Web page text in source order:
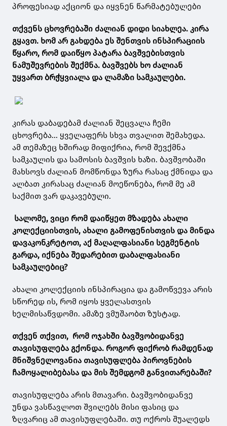
პროფესიად აქციონ და იყვნენ წარმატებულები
თქვენს ცხოვრებაში ძალიან დიდი სიახლეა. კირა
გყავთ. ხომ არ გახდება ეს შენთვის ინსპირაციის
წყარო, რომ დაიწყო პატარა ბავშვებისთვის
ნამუშევრების შექმნა. ბავშვებს ხო ძალიან
უყვართ ბრჭყვიალა და ლამაზი სამკაულები.
კირას დაბადებამ ძალიან შეცვალა ჩემი
ცხოვრება... ყველაფერს სხვა თვალით შემახედა.
ამ თემაზეც ხშირად მიფიქრია, რომ შევქმნა
სამკაულის და სამოსის ბავშვის ხაზი. ბავშვობაში
მახსოვს ძალიან მომწონდა ზურა რასაც ქმნიდა და
ალბათ კირასაც ძალიან მოეწონება, რომ მე ამ
საქმით ვარ დაკავებული.
სალომე, ვიცი რომ დაიწყეთ მზადება ახალი
კოლექციისთვის, ახალი გამოფენისთვის და მინდა
დავაკონკრეტოთ, აქ მაღალფასიანი სეგმენტის
გარდა, იქნება შედარებით დაბალფასიანი
სამკაულებიც?
ახალი კოლექციის ინსპირაცია და გამოწვევა არის
სწორედ ის, რომ იყოს ყველასთვის
ხელმისაწვდომი. ამაზე ვმუშაობთ ზუსტად.
თქვენ თქვით, რომ ოჯახში ბავშვობიდანვე
თავისუფლება გქონდა. როგორ ფიქრობ რამდენად
მნიშვნელოვანია თავისუფლება პიროვნების
ჩამოყალიბებასა და მის შემდგომ განვითარებაში?
თავისუფლება არის მთავარი. ბავშვობიდანვე
უნდა ვასწავლოთ შვილებს მისი ფასიც და
ზღვარიც ამ თავისუფლებაში. თუ ოქროს შუალედს